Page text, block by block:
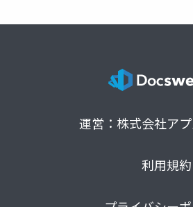
運営：株式会社ア
利用規約